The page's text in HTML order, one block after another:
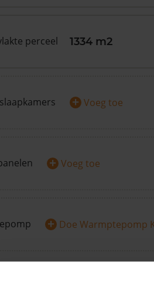
perceel 1334 m2
+ Voeg toe
+ Voeg toe
+ Doe Warmptepomp